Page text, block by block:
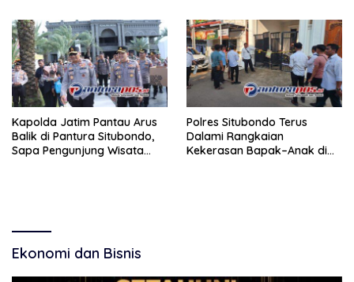
Kapolda Jatim Pantau Arus
Balik di Pantura Situbondo,
Sapa Pengunjung Wisata
Polres Situbondo Terus
Dalami Rangkaian
Kekerasan Bapak–Anak di
Ekonomi dan Bisnis